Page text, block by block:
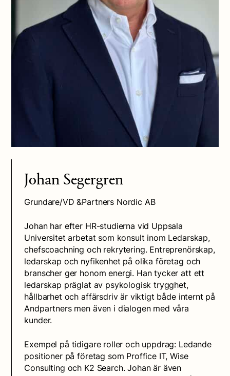
Johan Segergren
Grundare/VD &Partners Nordic AB
Johan har efter HR-studierna vid Uppsala
Universitet arbetat som konsult inom Ledarskap,
chefscoachning och rekrytering. Entreprenörskap,
ledarskap och nyfikenhet på olika företag och
branscher ger honom energi. Han tycker att ett
ledarskap präglat av psykologisk trygghet,
hållbarhet och affärsdriv är viktigt både internt på
Andpartners men även i dialogen med våra
kunder.
Exempel på tidigare roller och uppdrag: Ledande
positioner på företag som Proffice IT, Wise
Consulting och K2 Search. Johan är även